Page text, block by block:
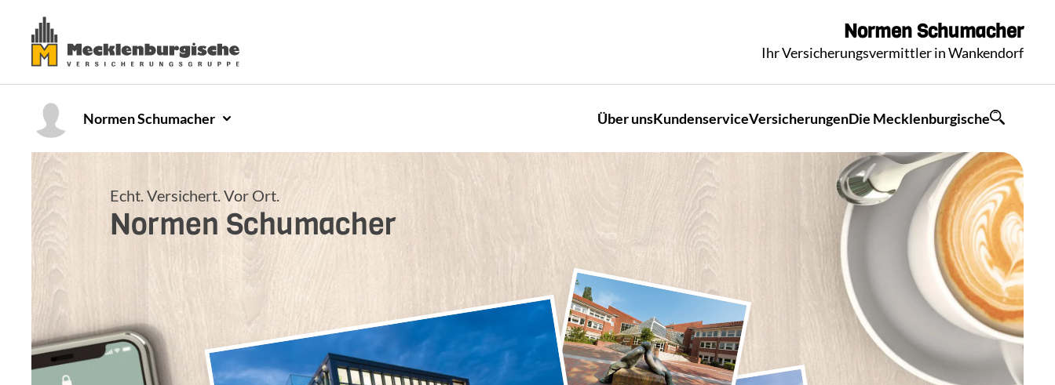
NormenSchumacher
Ihr Versicherungsvermittler in Wankendorf
NormenSchumacher Über unsKundenserviceVersicherungenDie Mecklenburgische
Normen Schumacher
Echt. Versichert. Vor Ort.